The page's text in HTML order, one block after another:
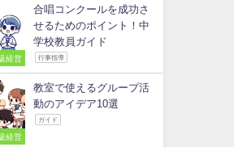
経営
合唱コンクールを成功さ
せるためのポイント！中
学校教員ガイド
行事指導
経営
教室で使えるグループ活
動のアイデア10選
ガイド